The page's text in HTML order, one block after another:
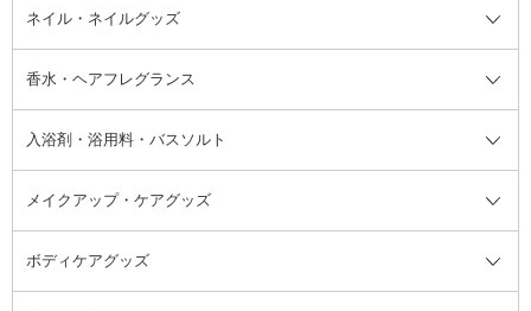
洗い流すパック・マスク
リップクリーム・リップケア
顔用マッサージ料
チーク
ハイライト・シェーディング
バストケア
ネイルケア
脱毛・除毛ケア
ヘアスタイリング剤
頭皮ケア・育毛剤
その他シャンプー・ヘアケア・ヘ
アスタイリング
サンオイル・タンニング
その他日焼け対策・UVケア
デオドラント・制汗剤・汗ケア全
て
フット用デオドラント・制汗剤・
汗ケア
ネイル・ネイルグッズ
ネイル・ネイルグッズ全て
ジェルネイル
リムーバー・除光液
香水・ヘアフレグランス
香水・ヘアフレグランス全て
フレグランスミスト
その他香水・ヘアフレグランス
入浴剤・浴用料・バスソルト
入浴剤・浴用料・バスソルト全て
バスソルト
メイクアップ・ケアグッズ
メイクアップ・ケアグッズ全て
ボディケアグッズ